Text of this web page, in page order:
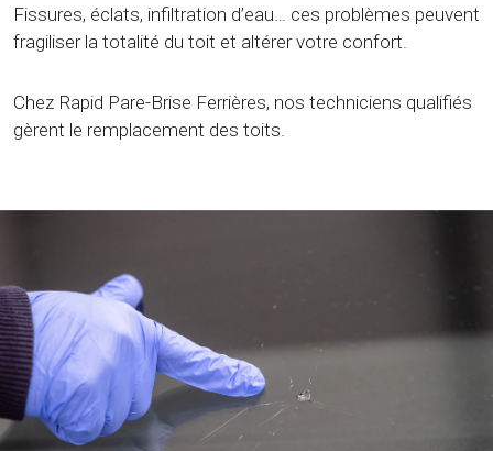
Fissures, éclats, infiltration d’eau… ces problèmes peuvent
fragiliser la totalité du toit et altérer votre confort.
Chez Rapid Pare-Brise Ferrières, nos techniciens qualifiés
gèrent le remplacement des toits.